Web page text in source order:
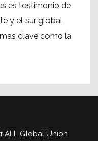
es testimonio de
y el sur global
clave como la
Global Union